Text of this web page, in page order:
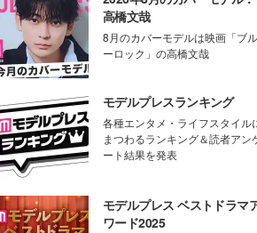
高橋文哉
8月のカバーモデルは映画「ブル
ーロック」の高橋文哉
モデルプレスランキング
各種エンタメ・ライフスタイル
まつわるランキング＆読者アン
ート結果を発表
モデルプレス ベストドラマ
ワード2025